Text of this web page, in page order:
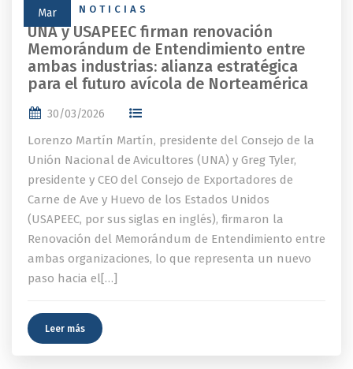
Mar
NEWS NOTICIAS
UNA y USAPEEC firman renovación
Memorándum de Entendimiento entre
ambas industrias: alianza estratégica
para el futuro avícola de Norteamérica
30/03/2026
Lorenzo Martín Martín, presidente del Consejo de la
Unión Nacional de Avicultores (UNA) y Greg Tyler,
presidente y CEO del Consejo de Exportadores de
Carne de Ave y Huevo de los Estados Unidos
(USAPEEC, por sus siglas en inglés), firmaron la
Renovación del Memorándum de Entendimiento entre
ambas organizaciones, lo que representa un nuevo
paso hacia el[…]
Leer más